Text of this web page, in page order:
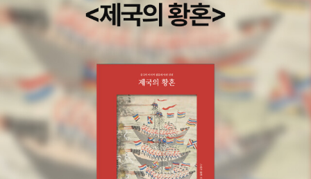
2부1].책 생각에 들뜬 마인과 나름 쓸.모.있.는 일.꾼이 늘어나서 반가
운 신관장의 모습이 대비되어 유쾌한 <신전의 견습무녀>는 두번을
봐도 웃음이 난다. 귀족다움이란 작전으로 살짝 내숭떠는 마인의 코
믹한 모습과 츤데레 벤노가 몰래하는 쪽지 편지는 학창시절을 떠올리
며 나를 잠깐 그때 그 시절 삼천포로 빠지게도 했던 <신전에서 열린
회합>어쩌면 너무도 당연한 결과.... 좀 생각하면서 행동해라 마인.
의욕만만 저질체력 마인 <쓰러진 이유>'정말로 눈을 뗄 수 없는 분이
군요.' - 마르크'부탁이니까 얌전히 좀 있어.' - 루츠- 본문 p120 속에
잔소리 삼인방에게 야단 맞는 마인. 반성해라 이놈아~입만 안 열면